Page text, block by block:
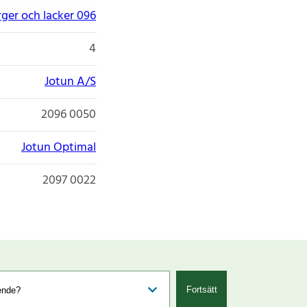
och lacker 096
4
Jotun A/S
2096 0050
Jotun Optimal
2097 0022
Fortsätt